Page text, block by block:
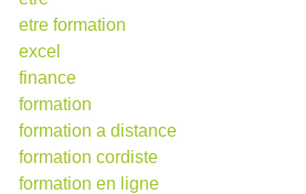
etre formation
excel
finance
formation
formation a distance
formation cordiste
formation en ligne